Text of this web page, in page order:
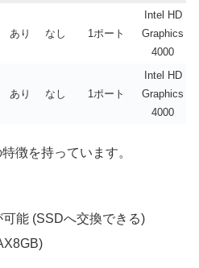
あり なし 1ポート
Intel HD
Graphics
4000
あり なし 1ポート
Intel HD
Graphics
4000
徴を持っています。
能 (SSDへ交換できる)